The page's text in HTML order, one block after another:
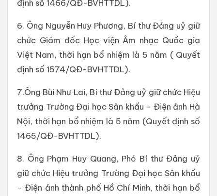
định số 1466/QĐ-BVHTTDL).
6. Ông Nguyễn Huy Phương, Bí thư Đảng uỷ giữ
chức Giám đốc Học viện Âm nhạc Quốc gia
Việt Nam, thời hạn bổ nhiệm là 5 năm ( Quyết
định số 1574/QĐ-BVHTTDL).
7.Ông Bùi Như Lai, Bí thư Đảng uỷ giữ chức Hiệu
trưởng Trường Đại học Sân khấu – Điện ảnh Hà
Nội, thời hạn bổ nhiệm là 5 năm (Quyết định số
1465/QĐ-BVHTTDL).
8. Ông Phạm Huy Quang, Phó Bí thư Đảng uỷ
giữ chức Hiệu trưởng Trường Đại học Sân khấu
– Điện ảnh thành phố Hồ Chí Minh, thời hạn bổ